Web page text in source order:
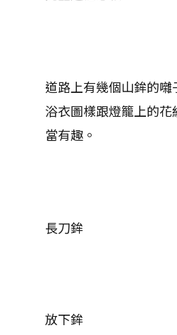
道路上有幾個山鉾的囃
浴衣圖樣跟燈籠上的
當有趣。
長刀鉾
放下鉾